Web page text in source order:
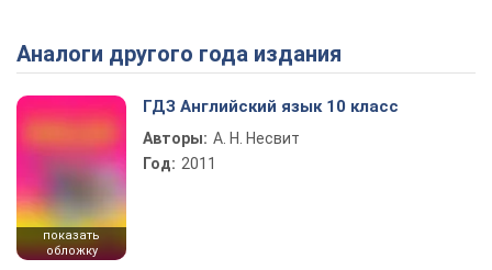
Play Video
Аналоги другого года издания
показать
обложку
ГДЗ Английский язык 10 класс
Авторы: А. Н. Несвит
Год: 2011